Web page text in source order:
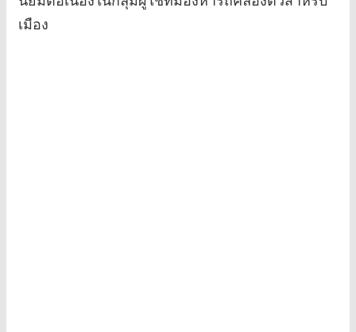
เมือง